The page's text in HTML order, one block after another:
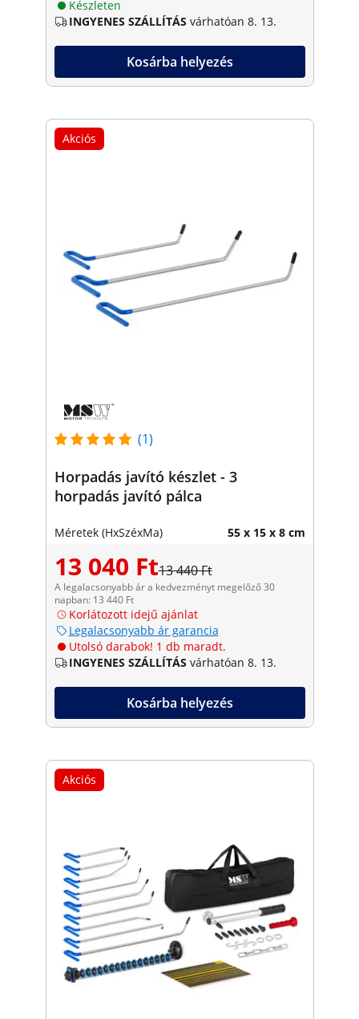
Készleten
INGYENES SZÁLLÍTÁS várhatóan 8. 13.
Kosárba helyezés
Akciós
(1)
Horpadás javító készlet - 3
horpadás javító pálca
Méretek (HxSzéxMa) 55 x 15 x 8 cm
13 040 Ft13 440 Ft
A legalacsonyabb ár a kedvezményt megelőző 30
napban: 13 440 Ft
Korlátozott idejű ajánlat
Legalacsonyabb ár garancia
Utolsó darabok! 1 db maradt.
INGYENES SZÁLLÍTÁS várhatóan 8. 13.
Kosárba helyezés
Akciós